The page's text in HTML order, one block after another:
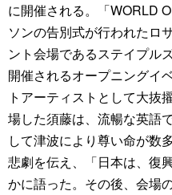
に開催される。「WORLD
ソンの告別式が行われたロ
ント会場であるステイプル
開催されるオープニングイ
トアーティストとして大抜
場した須藤は、流暢な英語
して津波により尊い命が数
悲劇を伝え、「日本は、復
かに語った。その後、会場